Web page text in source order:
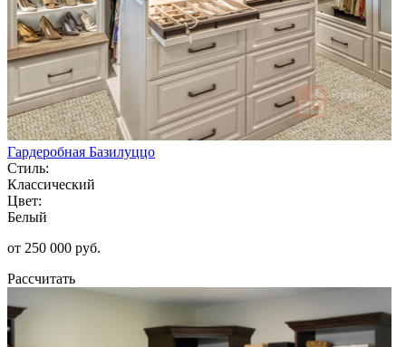
Гардеробная Базилуццо
Стиль:
Классический
Цвет:
Белый
от 250 000 руб.
Рассчитать